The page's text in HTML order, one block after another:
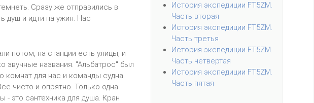
История экспедиции FT5ZM.
Часть вторая
История экспедиции FT5ZM.
Часть третья
История экспедиции FT5ZM.
Часть четвертая
История экспедиции FT5ZM.
Часть пятая
Сразу же отправились в
душ и идти на ужин. Нас
потом, на станции есть улицы, и
названия. "Альбатрос" был
комнат для нас и команды судна.
чисто и опрятно. Только одна
- это сантехника для душа. Кран